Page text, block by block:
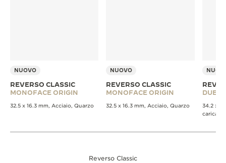
NUOVO
REVERSO CLASSIC
MONOFACE ORIGIN
32.5 x 16.3 mm, Acciaio, Quarzo
NUOVO
REVERSO CLASSIC
MONOFACE ORIGIN
32.5 x 16.3 mm, Acciaio, Quarzo
34.2 x
carica
Reverso Classic